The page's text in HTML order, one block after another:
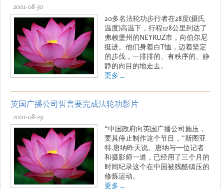
2001-08-30
20多名法轮功步行者在28度(摄氏
温度)高温下，行程128公里到达了
弗赖堡州的NEYRUZ市，向伯尔尼
挺进。他们身着白T恤，迈着坚定
的步伐，一排排的、有秩序的、静
静的向目的地走去。
更多 ...
英国广播公司誓言要完成法轮功影片
2001-08-29
“中国政府向英国广播公司施压，
要其停止制作这个节目，”斯图亚
特.唐纳昨天说。唐纳与一位记者
和摄影师一道，已经用了三个月的
时间纪录这个在中国被残酷镇压的
修炼运动。
更多 ...